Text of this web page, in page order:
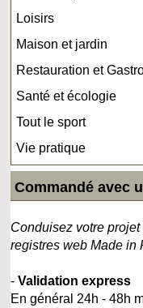
Loisirs
Maison et jardin
Restauration et
Santé et écologie
Tout le sport
Vie pratique
Commandé avec
Conduisez votre
registres web Made in
-Validation express
En général 24h - 48h